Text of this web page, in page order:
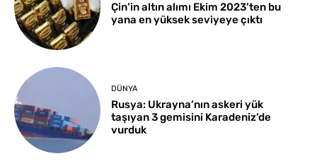
Çin’in altın alımı Ekim 2023’ten bu
yana en yüksek seviyeye çıktı
DÜNYA
Rusya: Ukrayna’nın askeri yük
taşıyan 3 gemisini Karadeniz’de
vurduk